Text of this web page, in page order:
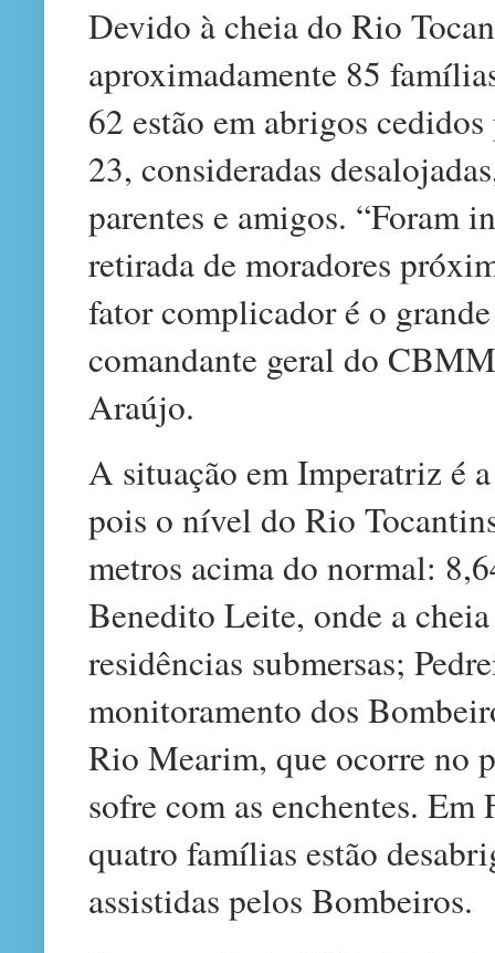
Devido à cheia do Rio
aproximadamente 85
62 estão em abrigos
23, consideradas
parentes e amigos. “Foram
retirada de moradores
fator complicador é o
comandante geral do
Araújo.
A situação em Imperatriz é
pois o nível do Rio
metros acima do normal:
Benedito Leite, onde a
residências submersas;
monitoramento dos
Rio Mearim, que ocorre no
sofre com as enchentes. Em
quatro famílias estão
assistidas pelos Bombeiros.